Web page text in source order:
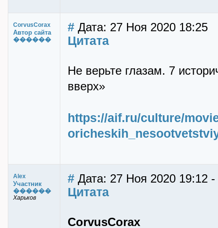
CorvusCorax
Автор сайта
������
# Дата: 27 Ноя 2020 18:25
Цитата
Не верьте глазам. 7
вверх»
https://aif.ru/culture/
Alex
Участник
������
Харьков
# Дата: 27 Ноя 2020 19:12
Цитата
CorvusCorax